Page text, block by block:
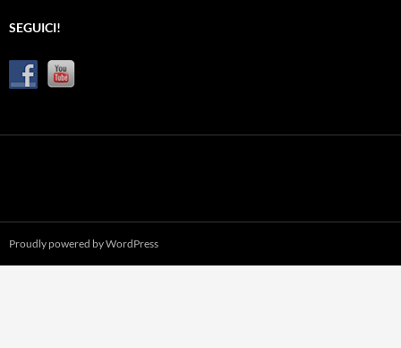
SEGUICI!
Proudly powered by WordPress